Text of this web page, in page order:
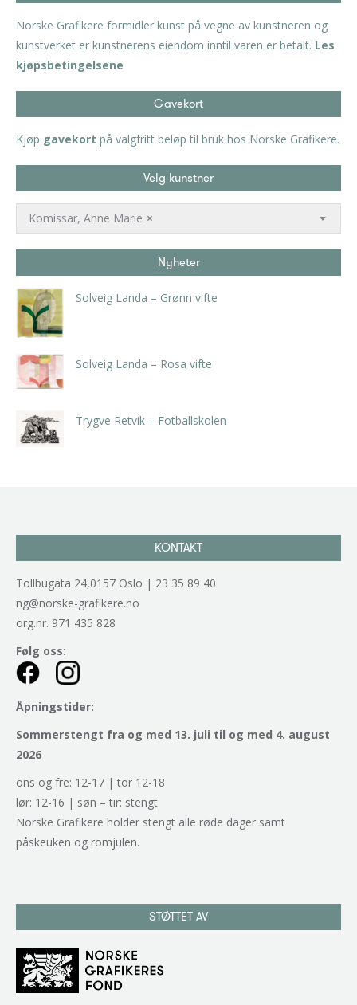
Norske Grafikere formidler kunst på vegne av kunstneren og
kunstverket er kunstnerens eiendom inntil varen er betalt. Les
kjøpsbetingelsene
Gavekort
Kjøp gavekort på valgfritt beløp til bruk hos Norske Grafikere.
Velg kunstner
×
Komissar, Anne Marie
Nyheter
Solveig Landa – Grønn vifte
Solveig Landa – Rosa vifte
Trygve Retvik – Fotballskolen
KONTAKT
Tollbugata 24,0157 Oslo | 23 35 89 40
ng@norske-grafikere.no
org.nr. 971 435 828
Følg oss:
Åpningstider:
Sommerstengt fra og med 13. juli til og med 4. august
2026
ons og fre: 12-17 | tor 12-18
lør: 12-16 | søn – tir: stengt
Norske Grafikere holder stengt alle røde dager samt
påskeuken og romjulen.
STØTTET AV